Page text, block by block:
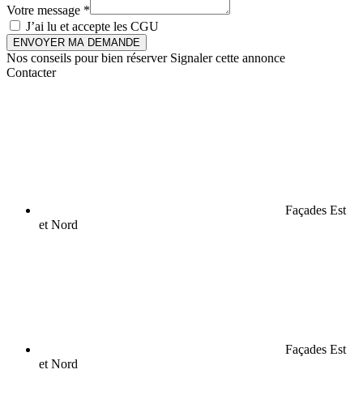
Votre message *
J’ai lu et accepte les CGU
ENVOYER MA DEMANDE
Nos conseils pour bien réserver Signaler cette annonce
Contacter
Façades Est
et Nord
Façades Est
et Nord